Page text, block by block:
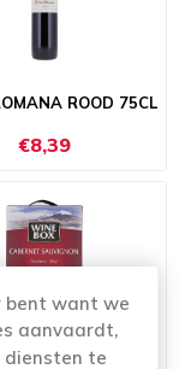
ROOD 75CL
€8,39
CABERNET
bent want we
aanvaardt,
diensten te